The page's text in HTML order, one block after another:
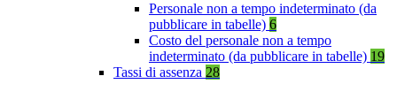
Personale non a tempo indeterminato (da
pubblicare in tabelle) 6
Costo del personale non a tempo
indeterminato (da pubblicare in tabelle) 19
Tassi di assenza 28